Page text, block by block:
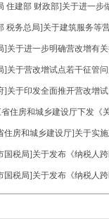
住建部 财政部]关于进一步
税务总局]关于建筑服务等
]关于进一步明确营改增有
]关于营改增试点若干征管
]关于印发全面推开营改增
住房和城乡建设厅下发《
住房和城乡建设厅]关于实
国税局]关于发布《纳税人
国税局]关于发布《纳税人